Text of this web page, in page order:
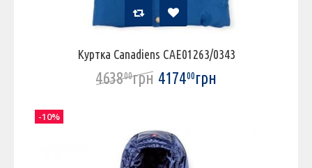
Куртка Canadiens CAE01263/0343
463800грн 417400грн
-10%